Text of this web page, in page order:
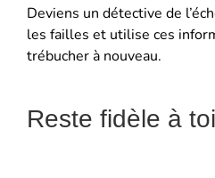
Deviens un détective de
les failles et utilise ces
trébucher à nouveau.
Reste fidèle à